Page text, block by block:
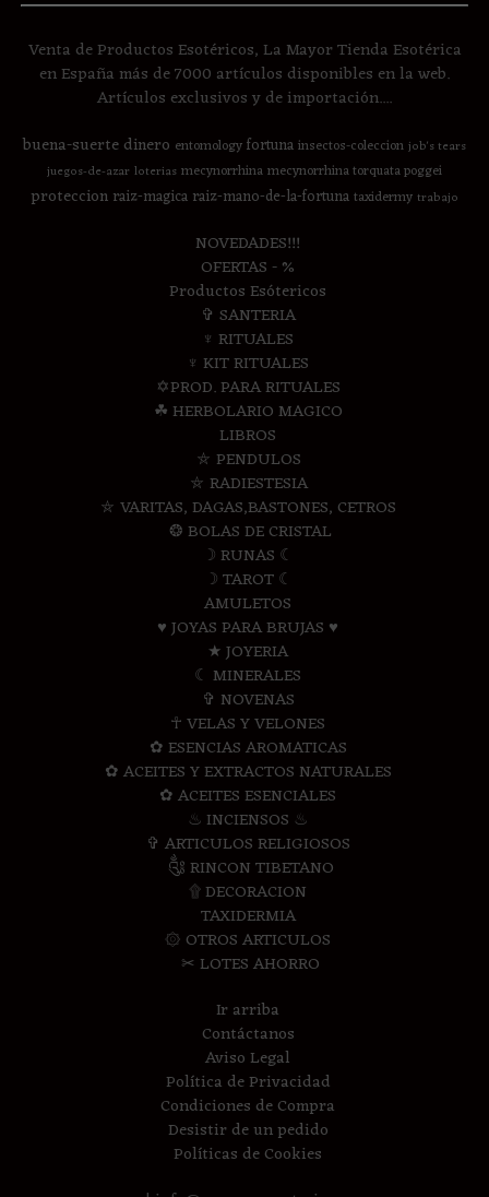
Venta de Productos Esotéricos, La Mayor Tienda Esotérica
en España más de 7000 artículos disponibles en la web.
Artículos exclusivos y de importación....
buena-suertedinero entomologyfortunainsectos-coleccion job's tears
juegos-de-azar loterias mecynorrhinamecynorrhina torquata poggei
proteccion raiz-magica raiz-mano-de-la-fortunataxidermy trabajo
NOVEDADES!!!
OFERTAS - %
Productos Esótericos
✞ SANTERIA
♆ RITUALES
♆ KIT RITUALES
✡PROD. PARA RITUALES
☘ HERBOLARIO MAGICO
LIBROS
⛤ PENDULOS
⛤ RADIESTESIA
⛤ VARITAS, DAGAS,BASTONES, CETROS
❂ BOLAS DE CRISTAL
☽ RUNAS ☾
☽ TAROT ☾
AMULETOS
♥ JOYAS PARA BRUJAS ♥
★ JOYERIA
☾ MINERALES
✞ NOVENAS
☥ VELAS Y VELONES
✿ ESENCIAS AROMATICAS
✿ ACEITES Y EXTRACTOS NATURALES
✿ ACEITES ESENCIALES
♨ INCIENSOS ♨
✞ ARTICULOS RELIGIOSOS
༃ RINCON TIBETANO
۩ DECORACION
TAXIDERMIA
۞ OTROS ARTICULOS
✂ LOTES AHORRO
Ir arriba
Contáctanos
Aviso Legal
Política de Privacidad
Condiciones de Compra
Desistir de un pedido
Políticas de Cookies